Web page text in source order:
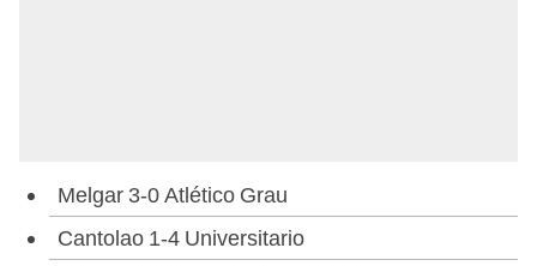
Melgar 3-0 Atlético Grau
Cantolao 1-4 Universitario